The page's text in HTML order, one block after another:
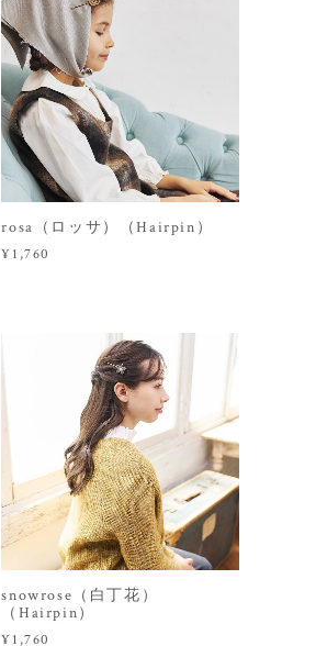
rosa（ロッサ）（Hairpin）
¥1,760
snowrose（白丁花）
（Hairpin）
¥1,760